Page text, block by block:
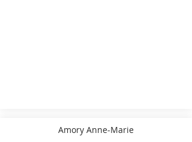
Amory Anne-Marie